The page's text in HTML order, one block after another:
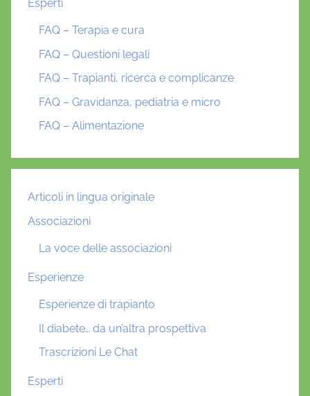
Esperti
FAQ – Terapia e cura
FAQ – Questioni legali
FAQ – Trapianti, ricerca e complicanze
FAQ – Gravidanza, pediatria e micro
FAQ – Alimentazione
Articoli in lingua originale
Associazioni
La voce delle associazioni
Esperienze
Esperienze di trapianto
Il diabete… da un’altra prospettiva
Trascrizioni Le Chat
Esperti